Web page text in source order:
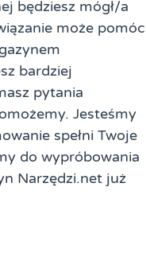
będziesz mógł/a
może pomóc
bardziej
pytania
Jesteśmy
spełni Twoje
do wypróbowania
Narzędzi.net już